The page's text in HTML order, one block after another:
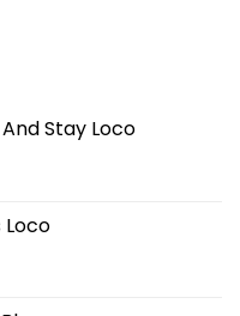
Stay Loco
Loco